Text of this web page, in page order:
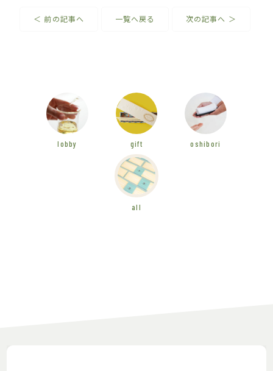
＜ 前の記事へ 一覧へ戻る 次の記事へ ＞
lobby gift oshibori
all